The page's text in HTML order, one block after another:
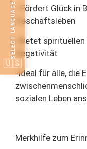
- Fördert Glück in
Geschäftsleben
-Bietet
Negativität
-Ideal für alle, die
sozialen Leben
Merkhilfe zum
SELECT LANGUAGE
🇺🇸